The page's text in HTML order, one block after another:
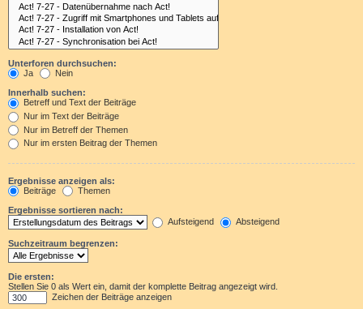
Unterforen durchsuchen:
Ja
Nein
Innerhalb suchen:
Betreff und Text der Beiträge
Nur im Text der Beiträge
Nur im Betreff der Themen
Nur im ersten Beitrag der Themen
Ergebnisse anzeigen als:
Beiträge
Themen
Ergebnisse sortieren nach:
Aufsteigend
Absteigend
Suchzeitraum begrenzen:
Die ersten:
Stellen Sie 0 als Wert ein, damit der komplette Beitrag angezeigt wird.
Zeichen der Beiträge anzeigen